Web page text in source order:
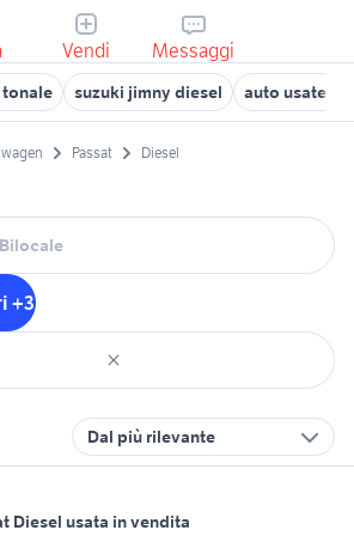
Vendi Messaggi
suzuki jimny diesel auto usate
Passat Diesel
+3
Dal più rilevante
Diesel usata in vendita